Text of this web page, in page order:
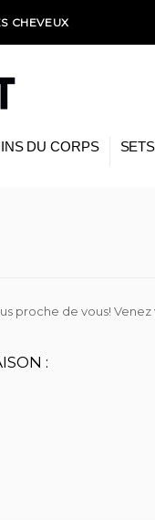
CHEVEUX
DU CORPS
proche de vous!
: